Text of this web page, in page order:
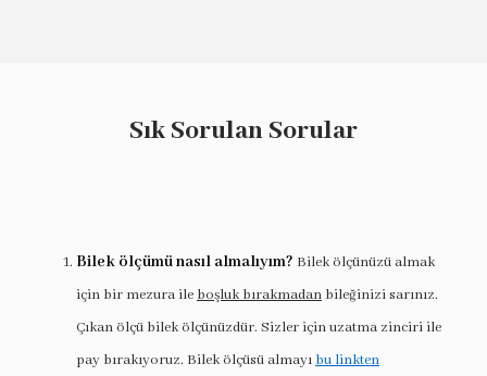
Sık Sorulan Sorular
Bilek ölçümü nasıl almalıyım? Bilek ölçünüzü almak
için bir mezura ile boşluk bırakmadan bileğinizi sarınız.
Çıkan ölçü bilek ölçünüzdür. Sizler için uzatma zinciri ile
pay bırakıyoruz. Bilek ölçüsü almayı bu linkten